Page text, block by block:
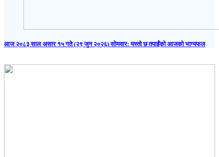
आज २०८३ साल असार १५ गते (२९ जुन २०२६) साेमवार: यस्तो छ तपाईंको आजको भाग्यफल